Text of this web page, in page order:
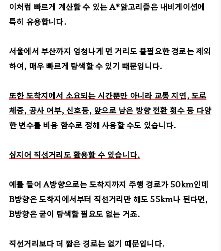
이처럼 빠르게 계산할 수 있는 A*알고리즘은 내비게이션에
특히 유용합니다.
서울에서 부산까지 엄청나게 먼 거리도 불필요한 경로는 제외
하여, 매우 빠르게 탐색할 수 있기 때문입니다.
또한 도착지에서 소요되는 시간뿐만 아니라 교통 지연, 도로
체증, 공사 여부, 신호등, 앞으로 남은 방향 전환 횟수 등 다양
한 변수를 비용 함수로 정해 사용할 수도 있습니다.
심지어 직선거리도 활용할 수 있습니다.
예를 들어 A방향으로는 도착지까지 주행 경로가 50km인데
B방향은 도착지에서부터 직선거리만 해도 55km나 된다면,
B방향은 굳이 탐색할 필요도 없는 거죠.
직선거리보다 더 짧은 경로는 없기 때문입니다.